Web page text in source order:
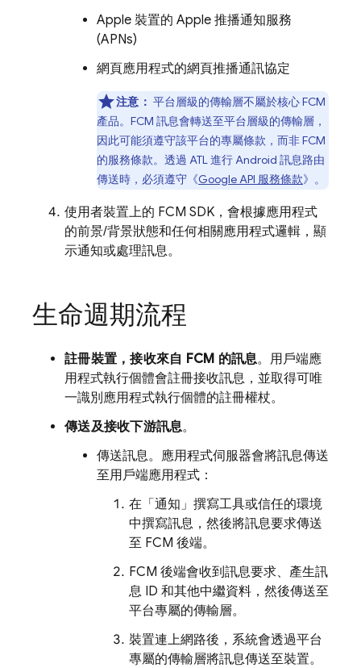
Apple 裝置的 Apple 推播通知服務
(APNs)
網頁應用程式的網頁推播通訊協定
注意： 平台層級的傳輸層不屬於核心FCM
產品。 FCM 訊息會轉送至平台層級的傳輸層，
因此可能須遵守該平台的專屬條款，而非 FCM
的服務條款。透過 ATL 進行 Android 訊息路由
傳送時，必須遵守《Google API 服務條款》。
使用者裝置上的 FCM SDK，會根據應用程式
的前景/背景狀態和任何相關應用程式邏輯，顯
示通知或處理訊息。
生命週期流程
註冊裝置，接收來自 FCM 的訊息。用戶端應
用程式執行個體會註冊接收訊息，並取得可唯
一識別應用程式執行個體的註冊權杖。
傳送及接收下游訊息。
傳送訊息。應用程式伺服器會將訊息傳送
至用戶端應用程式：
在「通知」撰寫工具或信任的環境
中撰寫訊息，然後將訊息要求傳送
至 FCM 後端。
FCM 後端會收到訊息要求、產生訊
息 ID 和其他中繼資料，然後傳送至
平台專屬的傳輸層。
裝置連上網路後，系統會透過平台
專屬的傳輸層將訊息傳送至裝置。